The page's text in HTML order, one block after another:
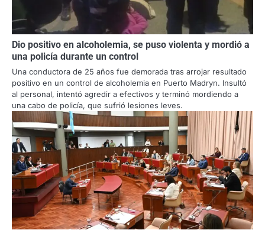
Dio positivo en alcoholemia, se puso violenta y mordió a
una policía durante un control
Una conductora de 25 años fue demorada tras arrojar resultado
positivo en un control de alcoholemia en Puerto Madryn. Insultó
al personal, intentó agredir a efectivos y terminó mordiendo a
una cabo de policía, que sufrió lesiones leves.